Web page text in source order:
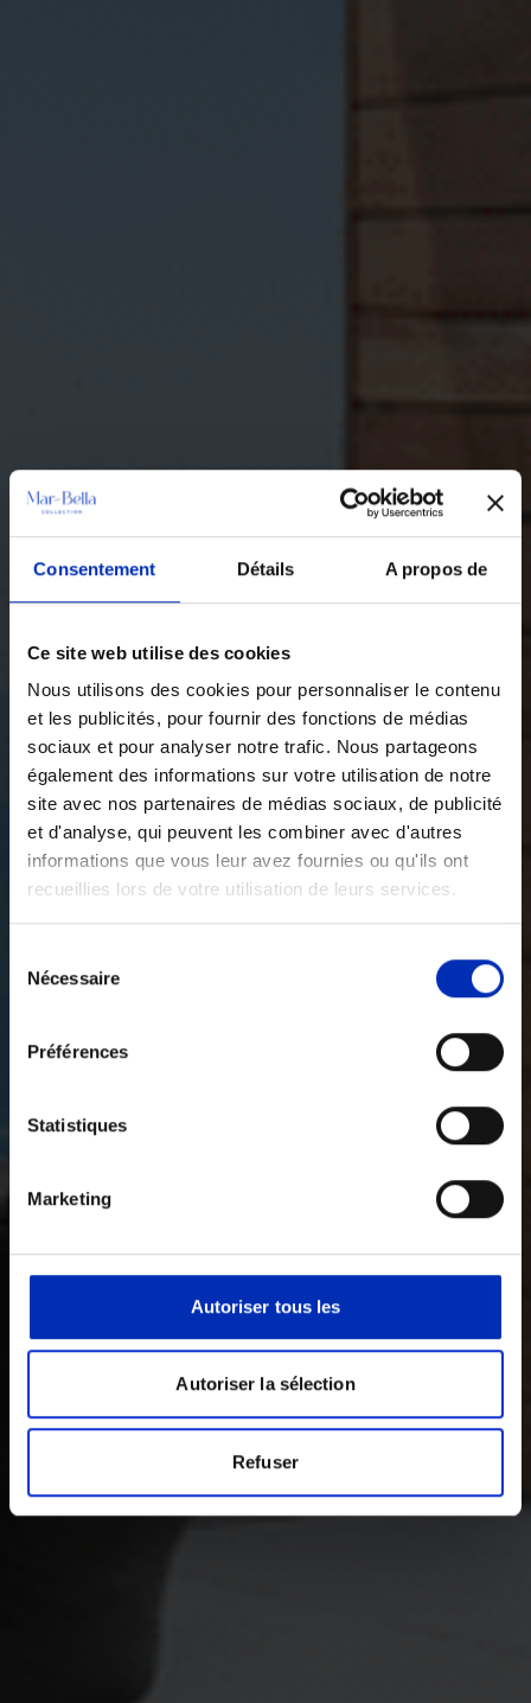
Consentement Détails A propos de
Ce site web utilise des cookies
Nous utilisons des cookies pour personnaliser le contenu
et les publicités, pour fournir des fonctions de médias
sociaux et pour analyser notre trafic. Nous partageons
également des informations sur votre utilisation de notre
site avec nos partenaires de médias sociaux, de publicité
et d'analyse, qui peuvent les combiner avec d'autres
informations que vous leur avez fournies ou qu'ils ont
recueillies lors de votre utilisation de leurs services.
desNécessaire
Préférences
Statistiques
Marketing
Autoriser tous les
Autoriser la sélection
Refuser